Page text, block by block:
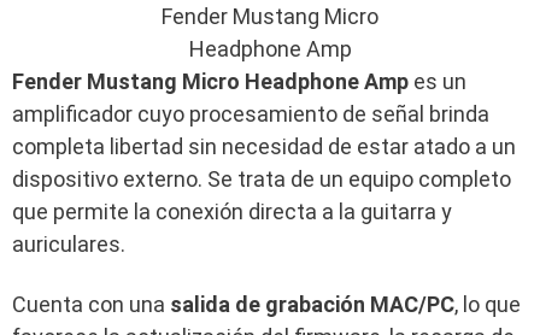
Fender Mustang Micro
Headphone Amp
Fender Mustang Micro Headphone Amp es un
amplificador cuyo procesamiento de señal brinda
completa libertad sin necesidad de estar atado a un
dispositivo externo. Se trata de un equipo completo
que permite la conexión directa a la guitarra y
auriculares.
Cuenta con una salida de grabación MAC/PC, lo que